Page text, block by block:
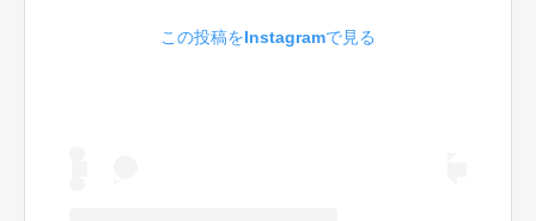
この投稿をInstagramで見る